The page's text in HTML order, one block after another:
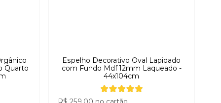
Quarto
Espelho Decorativo Oval Lapidado
com Fundo Mdf 12mm Laqueado -
44x104cm